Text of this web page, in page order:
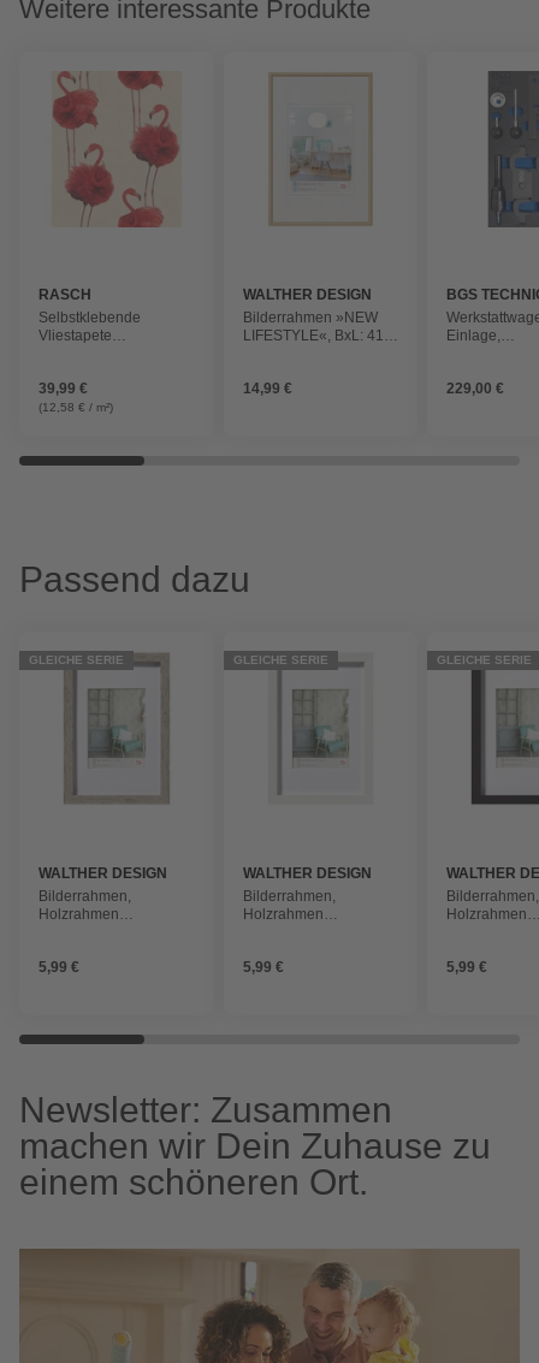
Weitere interessante Produkte
RASCH
Selbstklebende
Vliestapete
pink beige
39,99 €
(12,58 € / m²)
WALTHER DESIGN
Bilderrahmen »NEW
LIFESTYLE«, BxL: 41,1
14,99 €
BGS
Einlage,
Porsche
229,00 €
Passend dazu
GLEICHE SERIE
WALTHER DESIGN
Bilderrahmen,
Holzrahmen
5,99 €
GLEICHE SERIE
WALTHER DESIGN
Bilderrahmen,
Holzrahmen
5,99 €
GLEICHE SERIE
WALTHER
Bilderrahmen,
Holzrahmen
5,99 €
Newsletter: Zusammen
machen wir Dein Zuhause zu
einem schöneren Ort.